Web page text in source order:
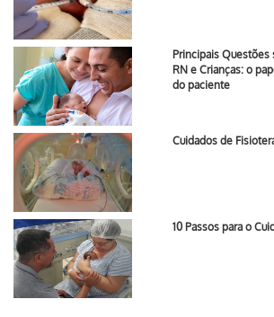
Principais Questões
RN e Crianças: o
do paciente
Cuidados de
10 Passos para o